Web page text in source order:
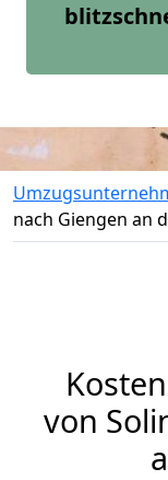
nach Giengen an
von